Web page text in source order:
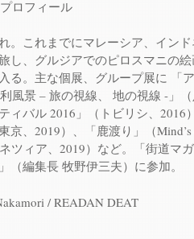
ロフィール
。これまでにマレーシア、イン
し、グルジアでのピロスマニの
る。主な個展、グループ展に 「
風景 – 旅の視線、 地の視線 -」
ィバル 2016」（トビリシ、
京、2019）、「鹿渡り」（
ツィア、2019）など。「街道マ
（編集長 牧野伊三夫）に参加。
/ READAN DEAT